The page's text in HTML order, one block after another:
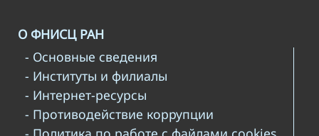
О ФНИСЦ РАН
- Основные сведения
- Институты и филиалы
- Интернет-ресурсы
- Противодействие коррупции